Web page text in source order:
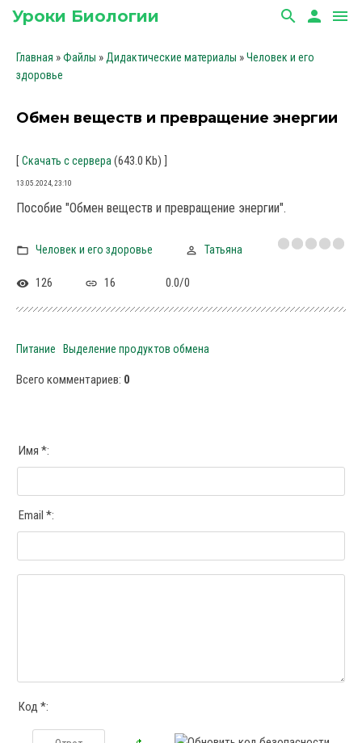
Уроки Биологии search person menu
Главная »Файлы » Дидактические материалы »Человек и его
здоровье
Обмен веществ и превращение энергии
[Скачать с сервера (643.0 Kb) ]
13.05.2024, 23:10
Пособие "Обмен веществ и превращение энергии".
Человек и его здоровье Татьяна
126 16 0.0/0
Питание Выделение продуктов обмена
Всего комментариев: 0
Имя *:
Email *:
Код *: